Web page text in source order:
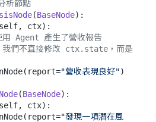
析節點
(BaseNode):
self, ctx):
用 Agent 產生了營收報告
我們不直接修改 ctx.state，而是
"營收表現良好")
(BaseNode):
self, ctx):
"發現一項潛在風